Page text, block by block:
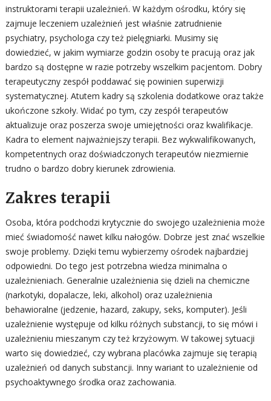
instruktorami terapii uzależnień. W każdym ośrodku, który się
zajmuje leczeniem uzależnień jest właśnie zatrudnienie
psychiatry, psychologa czy też pielęgniarki. Musimy się
dowiedzieć, w jakim wymiarze godzin osoby te pracują oraz jak
bardzo są dostępne w razie potrzeby wszelkim pacjentom. Dobry
terapeutyczny zespół poddawać się powinien superwizji
systematycznej. Atutem kadry są szkolenia dodatkowe oraz także
ukończone szkoły. Widać po tym, czy zespół terapeutów
aktualizuje oraz poszerza swoje umiejętności oraz kwalifikacje.
Kadra to element najważniejszy terapii. Bez wykwalifikowanych,
kompetentnych oraz doświadczonych terapeutów niezmiernie
trudno o bardzo dobry kierunek zdrowienia.
Zakres terapii
Osoba, która podchodzi krytycznie do swojego uzależnienia może
mieć świadomość nawet kilku nałogów. Dobrze jest znać wszelkie
swoje problemy. Dzięki temu wybierzemy ośrodek najbardziej
odpowiedni. Do tego jest potrzebna wiedza minimalna o
uzależnieniach. Generalnie uzależnienia się dzieli na chemiczne
(narkotyki, dopalacze, leki, alkohol) oraz uzależnienia
behawioralne (jedzenie, hazard, zakupy, seks, komputer). Jeśli
uzależnienie występuje od kilku różnych substancji, to się mówi i
uzależnieniu mieszanym czy też krzyżowym. W takowej sytuacji
warto się dowiedzieć, czy wybrana placówka zajmuje się terapią
uzależnień od danych substancji. Inny wariant to uzależnienie od
psychoaktywnego środka oraz zachowania.